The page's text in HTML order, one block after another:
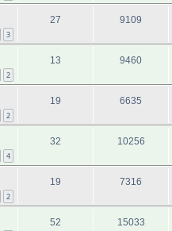
3
27 9109
2
13 9460
2
19 6635
4
32 10256
2
19 7316
52 15033